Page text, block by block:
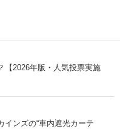
【2026年版・人気投票実施
ンズの“車内遮光カーテ